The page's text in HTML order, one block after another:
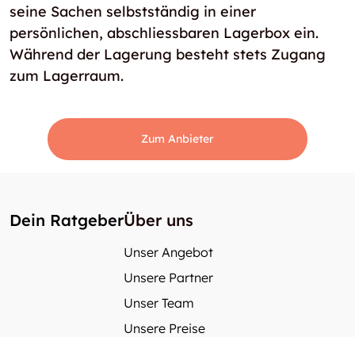
seine Sachen selbstständig in einer
persönlichen, abschliessbaren Lagerbox ein.
Während der Lagerung besteht stets Zugang
zum Lagerraum.
Zum Anbieter
Dein RatgeberÜber uns
Unser Angebot
Unsere Partner
Unser Team
Unsere Preise